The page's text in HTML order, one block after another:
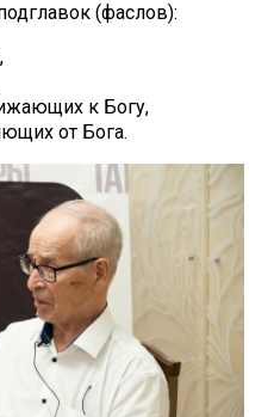
(фаслов):
к Богу,
от Бога.